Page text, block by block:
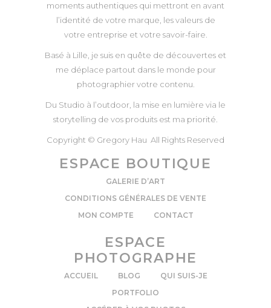
moments authentiques qui mettront en avant
l’identité de votre marque, les valeurs de
votre entreprise et votre savoir-faire.
Basé à Lille, je suis en quête de découvertes et
me déplace partout dans le monde pour
photographier votre contenu.
Du Studio à l’outdoor, la mise en lumière via le
storytelling de vos produits est ma priorité.
Copyright © Gregory Hau All Rights Reserved
ESPACE BOUTIQUE
GALERIE D’ART
CONDITIONS GÉNÉRALES DE VENTE
MON COMPTE
CONTACT
ESPACE
PHOTOGRAPHE
ACCUEIL BLOG
QUI SUIS-JE
PORTFOLIO